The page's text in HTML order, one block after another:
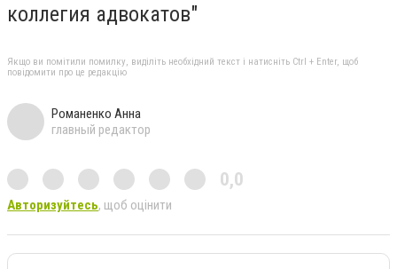
коллегия адвокатов"
Якщо ви помітили помилку, виділіть необхідний текст і натисніть Ctrl + Enter, щоб
повідомити про це редакцію
Романенко Анна
главный редактор
0,0
Авторизуйтесь, щоб оцінити